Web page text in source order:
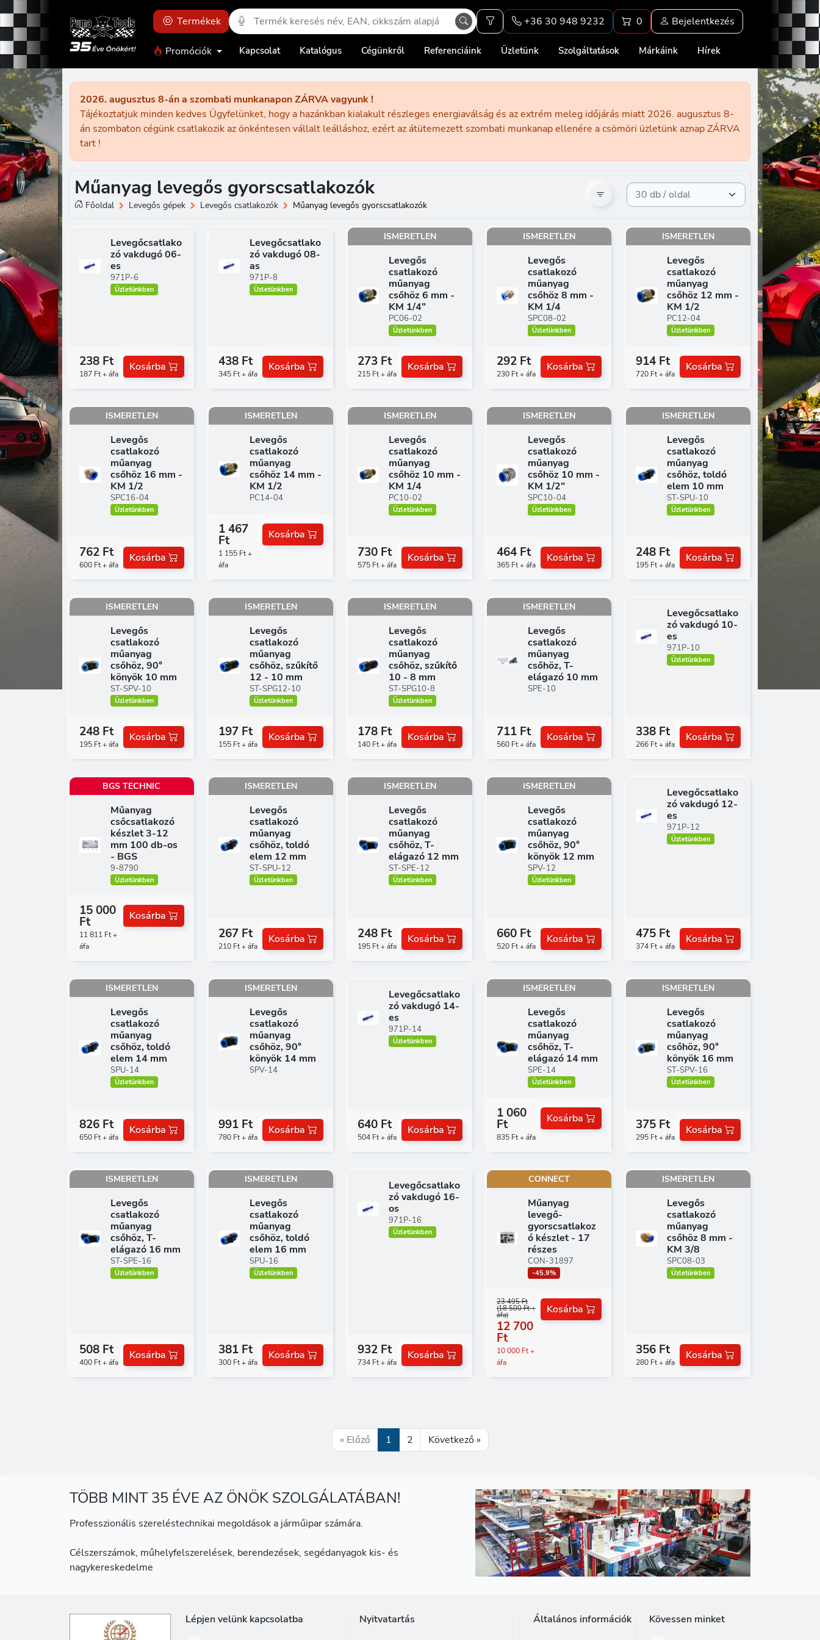
Termékek +36 30 948 9232 0 Bejelentkezés
Promóciók Kapcsolat Katalógus Cégünkről Referenciáink Üzletünk Szolgáltatások Márkáink Hírek
2026. augusztus 8-án a szombati munkanapon ZÁRVA vagyunk !
Tájékoztatjuk minden kedves Ügyfelünket, hogy a hazánkban kialakult részleges energiaválság és az extrém meleg időjárás miatt 2026. augusztus 8-
án szombaton cégünk csatlakozik az önkéntesen vállalt leálláshoz, ezért az átütemezett szombati munkanap ellenére a csömöri üzletünk aznap ZÁRVA
tart !
Műanyag levegős gyorscsatlakozók
Főoldal Levegős gépek Levegős csatlakozók Műanyag levegős gyorscsatlakozók
Levegőcsatlako
zó vakdugó 06-
es
971P-6
Üzletünkben
238 Ft
187 Ft + áfa
Kosárba
Levegőcsatlako
zó vakdugó 08-
as
971P-8
Üzletünkben
438 Ft
345 Ft + áfa
Kosárba
ISMERETLEN
Levegős
csatlakozó
műanyag
csőhöz 6 mm -
KM 1/4"
PC06-02
Üzletünkben
273 Ft
215 Ft + áfa
Kosárba
ISMERETLEN
Levegős
csatlakozó
műanyag
csőhöz 8 mm -
KM 1/4
SPC08-02
Üzletünkben
292 Ft
230 Ft + áfa
Kosárba
ISMERETLEN
Levegős
csatlakozó
műanyag
csőhöz 12 mm -
KM 1/2
PC12-04
Üzletünkben
914 Ft
720 Ft + áfa
Kosárba
ISMERETLEN
Levegős
csatlakozó
műanyag
csőhöz 16 mm -
KM 1/2
SPC16-04
Üzletünkben
762 Ft
600 Ft + áfa
Kosárba
ISMERETLEN
Levegős
csatlakozó
műanyag
csőhöz 14 mm -
KM 1/2
PC14-04
1 467
Ft
1 155 Ft +
áfa
Kosárba
ISMERETLEN
Levegős
csatlakozó
műanyag
csőhöz 10 mm -
KM 1/4
PC10-02
Üzletünkben
730 Ft
575 Ft + áfa
Kosárba
ISMERETLEN
Levegős
csatlakozó
műanyag
csőhöz 10 mm -
KM 1/2"
SPC10-04
Üzletünkben
464 Ft
365 Ft + áfa
Kosárba
ISMERETLEN
Levegős
csatlakozó
műanyag
csőhöz, toldó
elem 10 mm
ST-SPU-10
Üzletünkben
248 Ft
195 Ft + áfa
Kosárba
ISMERETLEN
Levegős
csatlakozó
műanyag
csőhöz, 90°
könyök 10 mm
ST-SPV-10
Üzletünkben
248 Ft
195 Ft + áfa
Kosárba
ISMERETLEN
Levegős
csatlakozó
műanyag
csőhöz, szűkítő
12 - 10 mm
ST-SPG12-10
Üzletünkben
197 Ft
155 Ft + áfa
Kosárba
ISMERETLEN
Levegős
csatlakozó
műanyag
csőhöz, szűkítő
10 - 8 mm
ST-SPG10-8
Üzletünkben
178 Ft
140 Ft + áfa
Kosárba
ISMERETLEN
Levegős
csatlakozó
műanyag
csőhöz, T-
elágazó 10 mm
SPE-10
711 Ft
560 Ft + áfa
Kosárba
Levegőcsatlako
zó vakdugó 10-
es
971P-10
Üzletünkben
338 Ft
266 Ft + áfa
Kosárba
BGS TECHNIC
Műanyag
csőcsatlakozó
készlet 3-12
mm 100 db-os
- BGS
9-8790
Üzletünkben
15 000
Ft
11 811 Ft +
áfa
Kosárba
ISMERETLEN
Levegős
csatlakozó
műanyag
csőhöz, toldó
elem 12 mm
ST-SPU-12
Üzletünkben
267 Ft
210 Ft + áfa
Kosárba
ISMERETLEN
Levegős
csatlakozó
műanyag
csőhöz, T-
elágazó 12 mm
ST-SPE-12
Üzletünkben
248 Ft
195 Ft + áfa
Kosárba
ISMERETLEN
Levegős
csatlakozó
műanyag
csőhöz, 90°
könyök 12 mm
SPV-12
Üzletünkben
660 Ft
520 Ft + áfa
Kosárba
Levegőcsatlako
zó vakdugó 12-
es
971P-12
Üzletünkben
475 Ft
374 Ft + áfa
Kosárba
ISMERETLEN
Levegős
csatlakozó
műanyag
csőhöz, toldó
elem 14 mm
SPU-14
Üzletünkben
826 Ft
650 Ft + áfa
Kosárba
ISMERETLEN
Levegős
csatlakozó
műanyag
csőhöz, 90°
könyök 14 mm
SPV-14
991 Ft
780 Ft + áfa
Kosárba
Levegőcsatlako
zó vakdugó 14-
es
971P-14
Üzletünkben
640 Ft
504 Ft + áfa
Kosárba
ISMERETLEN
Levegős
csatlakozó
műanyag
csőhöz, T-
elágazó 14 mm
SPE-14
Üzletünkben
1 060
Ft
835 Ft + áfa
Kosárba
ISMERETLEN
Levegős
csatlakozó
műanyag
csőhöz, 90°
könyök 16 mm
ST-SPV-16
Üzletünkben
375 Ft
295 Ft + áfa
Kosárba
ISMERETLEN
Levegős
csatlakozó
műanyag
csőhöz, T-
elágazó 16 mm
ST-SPE-16
Üzletünkben
508 Ft
400 Ft + áfa
Kosárba
ISMERETLEN
Levegős
csatlakozó
műanyag
csőhöz, toldó
elem 16 mm
SPU-16
Üzletünkben
381 Ft
300 Ft + áfa
Kosárba
Levegőcsatlako
zó vakdugó 16-
os
971P-16
Üzletünkben
932 Ft
734 Ft + áfa
Kosárba
CONNECT
Műanyag
levegő-
gyorscsatlakoz
ó készlet - 17
részes
CON-31897
-45.9%
23 495 Ft
(18 500 Ft +
áfa)
12 700
Ft
10 000 Ft +
áfa
Kosárba
ISMERETLEN
Levegős
csatlakozó
műanyag
csőhöz 8 mm -
KM 3/8
SPC08-03
Üzletünkben
356 Ft
280 Ft + áfa
Kosárba
« Előző 1 2 Következő »
TÖBB MINT 35 ÉVE AZ ÖNÖK SZOLGÁLATÁBAN!
Professzionális szereléstechnikai megoldások a járműipar számára.
Célszerszámok, műhelyfelszerelések, berendezések, segédanyagok kis- és
nagykereskedelme
Lépjen velünk kapcsolatba Nyitvatartás Általános információk Kövessen minket